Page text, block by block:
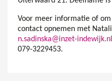
Voor meer informatie of
contact opnemen met
n.sadinska@inzet-indewijk.nl
079-3229453.